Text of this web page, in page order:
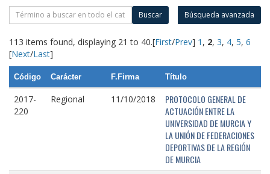
Buscar Búsqueda avanzada
113 items found, displaying 21 to 40.[First/Prev] 1 , 2, 3, 4, 5, 6
[Next/Last]
Código Carácter F.Firma Título
2017-
220
Regional 11/10/2018
PROTOCOLO GENERAL DE
ACTUACIÓN ENTRE LA
UNIVERSIDAD DE MURCIA Y
LA UNIÓN DE FEDERACIONES
DEPORTIVAS DE LA REGIÓN
DE MURCIA